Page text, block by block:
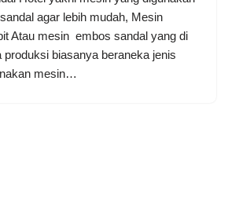
agar lebih mudah, Mesin
Atau mesin embos sandal yang di
produksi biasanya beraneka jenis
mesin…